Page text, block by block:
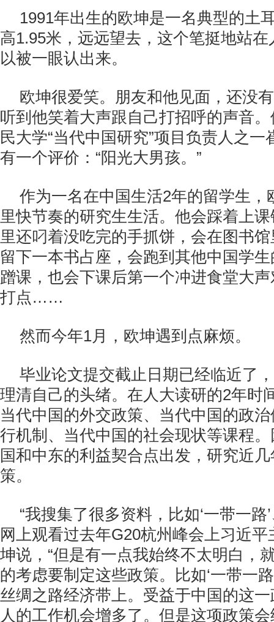
1991年出生的欧坤是一名典型的土
高1.95米，远远望去，这个笔挺地站
以被一眼认出来。
欧坤很爱笑。朋友和他见面，还没
听到他笑着大声跟自己打招呼的声音
民大学“当代中国研究”项目负责人之
有一个评价：“阳光大男孩。”
作为一名在中国生活2年的留学生，
里快节奏的研究生生活。他会踩着上
里还叼着没吃完的手抓饼，会在图书
留下一本书占座，会跑到其他中国学
蹭课，也会下课后第一个冲进食堂大
打点……
然而今年1月，欧坤遇到点麻烦。
毕业论文提交截止日期已经临近了
理清自己的头绪。在人大读研的2年时
当代中国的外交政策、当代中国的政
行机制、当代中国的社会现状等课程
国和中东的利益契合点出发，研究近
策。
“我搜集了很多资料，比如‘一带一路
网上观看过去年G20杭州峰会上习近平
坤说，“但是有一点我始终不太明白，
的考虑要制定这些政策。比如‘一带一
丝绸之路经济带上。受益于中国的这
人的工作机会增多了。但是这项政策